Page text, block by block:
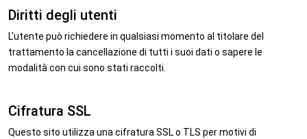
Diritti degli utenti
L'utente può richiedere in qualsiasi momento al titolare del
trattamento la cancellazione di tutti i suoi dati o sapere le
modalità con cui sono stati raccolti.
Cifratura SSL
Questo sito utilizza una cifratura SSL o TLS per motivi di